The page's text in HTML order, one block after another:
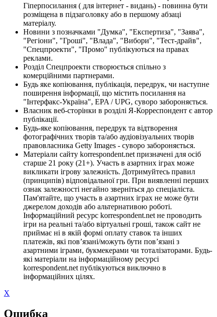
Гіперпосилання ( для інтернет - видань) - повинна бути
розміщена в підзаголовку або в першому абзаці
матеріалу.
Новини з позначками "Думка", "Експертиза", "Заява",
"Регіони", "Гроші", "Влада", "Вибори", "Тест-драйв",
"Спецпроекти", "Промо" публікуються на правах
реклами.
Розділ Спецпроекти створюється спільно з
комерційними партнерами.
Будь яке копіювання, публікація, передрук, чи наступне
поширення інформації, що містить посилання на
"Інтерфакс-Україна", EPA / UPG, суворо забороняється.
Власник веб-сторінки в розділі Я-Корреспондент є автор
публікації.
Будь-яке копіювання, передрук та відтворення
фотографічних творів та/або аудіовізуальних творів
правовласника Getty Images - суворо забороняється.
Матеріали сайту korrespondent.net призначені для осіб
старше 21 року (21+). Участь в азартних іграх може
викликати ігрову залежність. Дотримуйтесь правил
(принципів) відповідальної гри. При виявленні перших
ознак залежності негайно зверніться до спеціаліста.
Пам'ятайте, що участь в азартних іграх не може бути
джерелом доходів або альтернативою роботі.
Інформаційний ресурс korrespondent.net не проводить
ігри на реальні та/або віртуальні гроші, також сайт не
приймає ні в якій формі оплату ставок та інших
платежів, які пов’язані/можуть бути пов’язані з
азартними іграми, букмекерами чи тоталізаторами. Будь-
які матеріали на інформаційному ресурсі
korrespondent.net публікуються виключно в
інформаційних цілях.
X
Ошибка